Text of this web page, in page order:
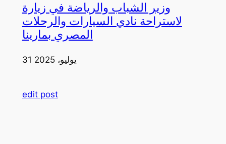
وزير الشباب والرياضة في زيارة
لاستراحة نادي السيارات والرحلات
المصري بمارينا
31 يوليو، 2025
edit post